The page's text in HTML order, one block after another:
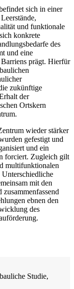
sich in einer
und funktionale
konkrete
des
und eine
prägt. Hierfür
zukünftige
der
Ortskern
wieder stärker
gefestigt und
und ein
forciert. Zugleich gilt
multifunktionalen
mit den
ebnen den
des
Studie,